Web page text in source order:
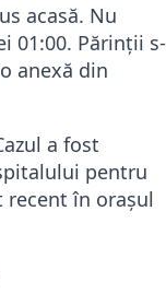
acasă. Nu
01:00. Părinții s-
anexă din
a fost
pentru
recent în orașul